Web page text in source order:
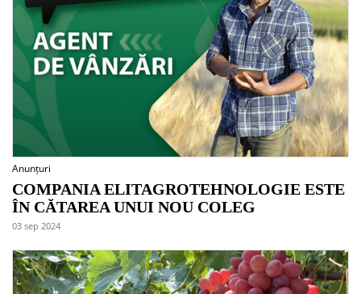
Anunțuri
COMPANIA ELITAGROTEHNOLOGIE ESTE
ÎN CĂTAREA UNUI NOU COLEG
03 sep 2024